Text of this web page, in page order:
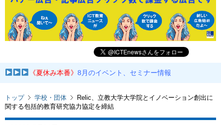
《夏休み本番》8月のイベント、セミナー情報
トップ 学校・団体
Relic、立教大学大学院とイノベーション創出に
関する包括的教育研究協力協定を締結